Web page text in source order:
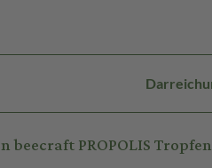
PROPOLIS